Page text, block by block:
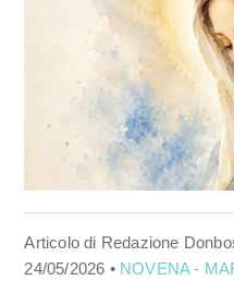
Articolo di Redazione
24/05/2026 • NOVENA -